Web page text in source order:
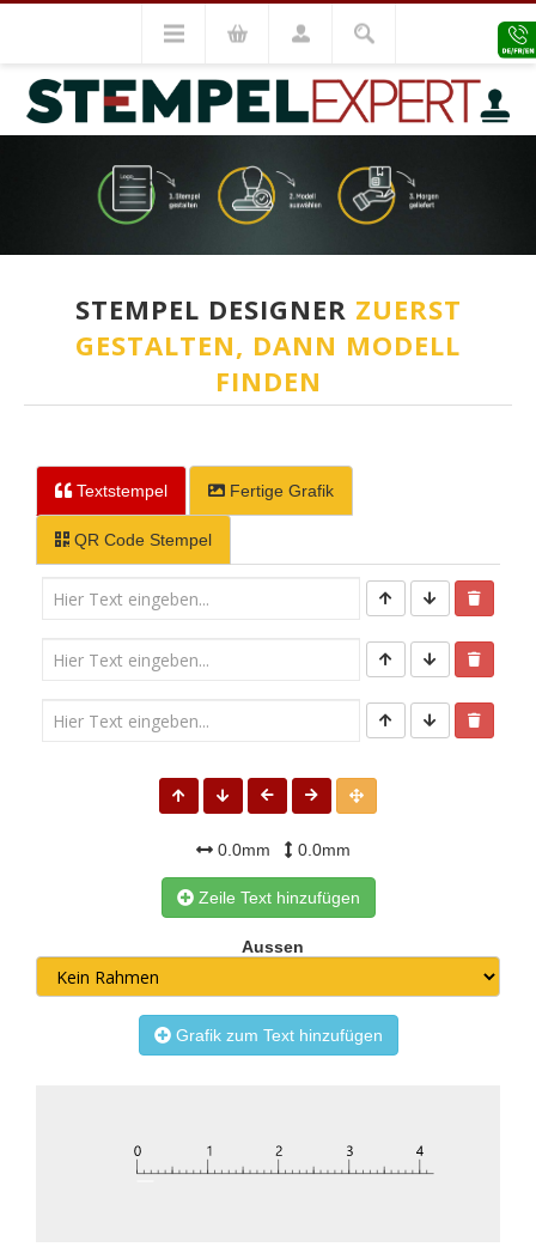
STEMPEL DESIGNER ZUERST
GESTALTEN, DANN MODELL
FINDEN
Textstempel Fertige Grafik
QR Code Stempel
0.0mm 0.0mm
Zeile Text hinzufügen
Aussen
Grafik zum Text hinzufügen